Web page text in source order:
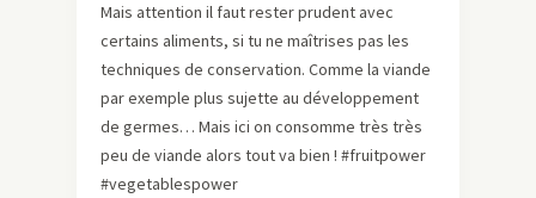
Mais attention il faut rester prudent avec
certains aliments, si tu ne maîtrises pas les
techniques de conservation. Comme la viande
par exemple plus sujette au développement
de germes… Mais ici on consomme très très
peu de viande alors tout va bien ! #fruitpower
#vegetablespower